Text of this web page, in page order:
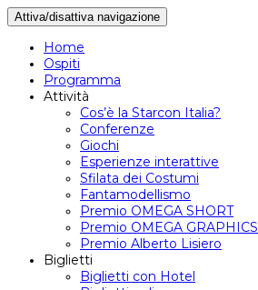
Attiva/disattiva navigazione
Home
Ospiti
Programma
Attività
Cos’è la Starcon Italia?
Conferenze
Giochi
Esperienze interattive
Sfilata dei Costumi
Fantamodellismo
Premio OMEGA SHORT
Premio OMEGA GRAPHICS
Premio Alberto Lisiero
Biglietti
Biglietti con Hotel